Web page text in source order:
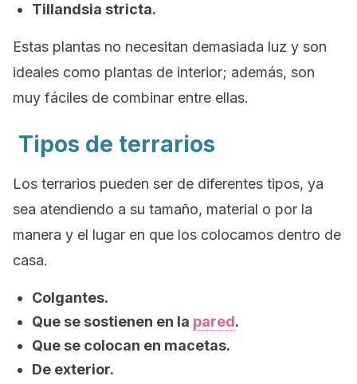
Tillandsia stricta.
Estas plantas no necesitan demasiada luz y son
ideales como plantas de interior; además, son
muy fáciles de combinar entre ellas.
Tipos de terrarios
Los terrarios pueden ser de diferentes tipos, ya
sea atendiendo a su tamaño, material o por la
manera y el lugar en que los colocamos dentro de
casa.
Colgantes.
Que se sostienen en la pared.
Que se colocan en macetas.
De exterior.